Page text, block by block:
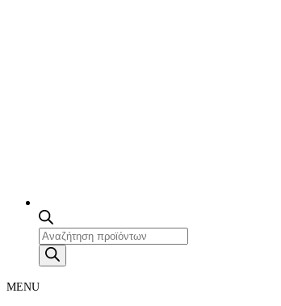
Products
search
MENU